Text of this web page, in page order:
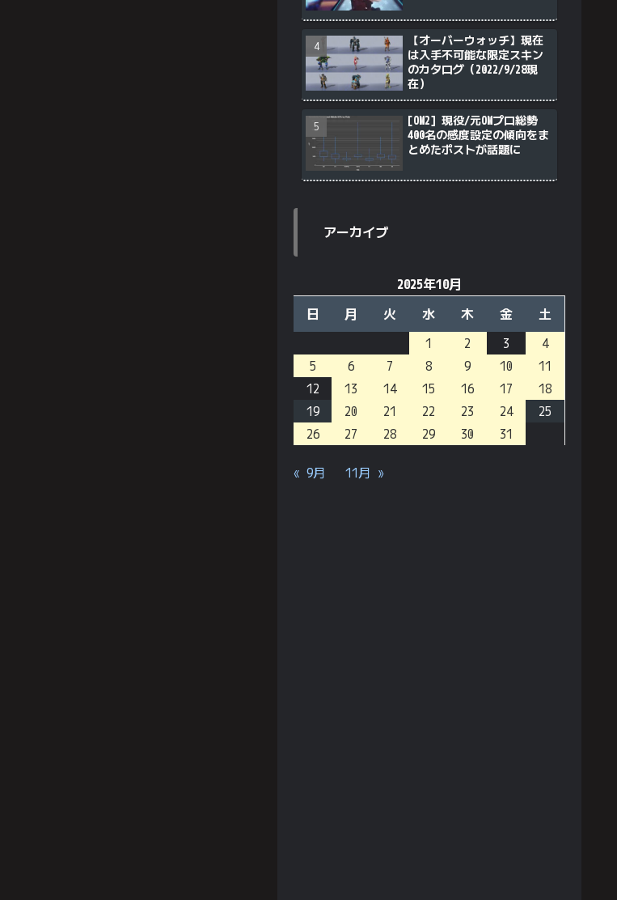
【オーバーウォッチ】現在
は入手不可能な限定スキン
のカタログ（2022/9/28現
在）
[OW2] 現役/元OWプロ総勢
400名の感度設定の傾向をま
とめたポストが話題に
アーカイブ
2025年10月
日
月 火 水 木 金
土
1
2 3
4
5
6 7 8 9 10
11
12
13 14 15 16 17
18
19
20 21 22 23 24
25
26
27 28 29 30 31
« 9月 11月 »